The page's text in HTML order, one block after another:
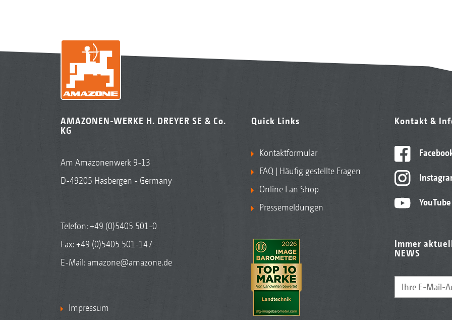
AMAZONEN-WERKE H. DREYER SE & Co.
KG
Am Amazonenwerk 9-13
D-49205 Hasbergen - Germany
Telefon:+49 (0)5405 501-0
Fax: +49 (0)5405 501-147
E-Mail: amazone@amazone.de
Impressum
Quick Links
Kontaktformular
FAQ | Häufig gestellte Fragen
Online Fan Shop
Pressemeldungen
Kontakt &
YouTube
Immer
NEWS